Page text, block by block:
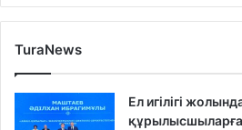
TuraNews
Ел игілігі
құрылысшыларға